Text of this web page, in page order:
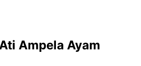
Ampela Ayam